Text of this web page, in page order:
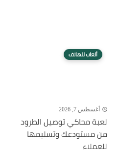
ألعاب للهاتف
أغسطس 7, 2026
لعبة محاكي توصيل الطرود
من مستودعك وتسليمها
للعملاء